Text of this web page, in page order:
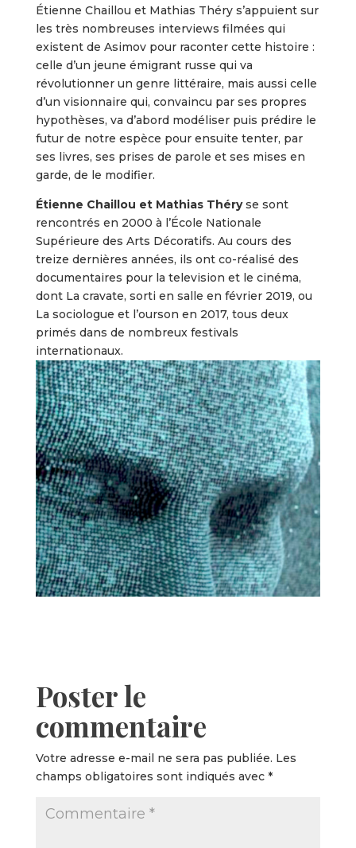
Étienne Chaillou et Mathias Théry s’appuient sur
les très nombreuses interviews filmées qui
existent de Asimov pour raconter cette histoire :
celle d’un jeune émigrant russe qui va
révolutionner un genre littéraire, mais aussi celle
d’un visionnaire qui, convaincu par ses propres
hypothèses, va d’abord modéliser puis prédire le
futur de notre espèce pour ensuite tenter, par
ses livres, ses prises de parole et ses mises en
garde, de le modifier.
Étienne Chaillou et Mathias Théryse sont
rencontrés en 2000 à l’École Nationale
Supérieure des Arts Décoratifs. Au cours des
treize dernières années, ils ont co-réalisé des
documentaires pour la television et le cinéma,
dont La cravate, sorti en salle en février 2019, ou
La sociologue et l’ourson en 2017, tous deux
primés dans de nombreux festivals
internationaux.
Poster le
commentaire
Votre adresse e-mail ne sera pas publiée. Les
champs obligatoires sont indiqués avec *